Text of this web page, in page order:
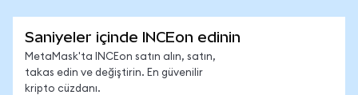
Saniyeler içinde INCEon edinin
MetaMask'ta INCEon satın alın, satın,
takas edin ve değiştirin. En güvenilir
kripto cüzdanı.